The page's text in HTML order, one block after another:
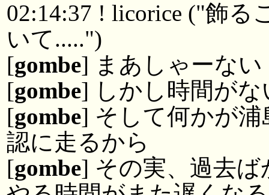
02:14:37 ! licorice ("飾る
いて.....")
[gombe] まあしゃーない
[gombe] しかし時間が
[gombe] そして何かが
認に走るから
[gombe] その実、過去ば